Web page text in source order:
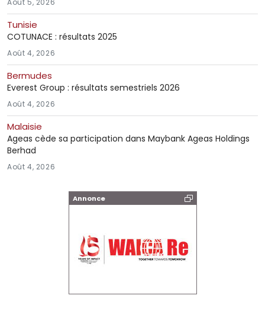
Annonce
Tunisie
COTUNACE : résultats 2025
Août 4, 2026
Bermudes
Everest Group : résultats semestriels 2026
Août 4, 2026
Malaisie
Ageas cède sa participation dans Maybank Ageas Holdings
Berhad
Août 4, 2026